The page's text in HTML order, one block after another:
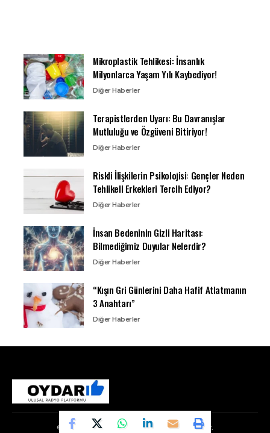
Mikroplastik Tehlikesi: İnsanlık
Milyonlarca Yaşam Yılı Kaybediyor!
Diğer Haberler
Terapistlerden Uyarı: Bu Davranışlar
Mutluluğu ve Özgüveni Bitiriyor!
Diğer Haberler
Riskli İlişkilerin Psikolojisi: Gençler Neden
Tehlikeli Erkekleri Tercih Ediyor?
Diğer Haberler
İnsan Bedeninin Gizli Haritası:
Bilmediğimiz Duyular Nelerdir?
Diğer Haberler
“Kışın Gri Günlerini Daha Hafif Atlatmanın
3 Anahtarı”
Diğer Haberler
© Copyright 2010, Oydar Tüm Hakları Saklıdır.